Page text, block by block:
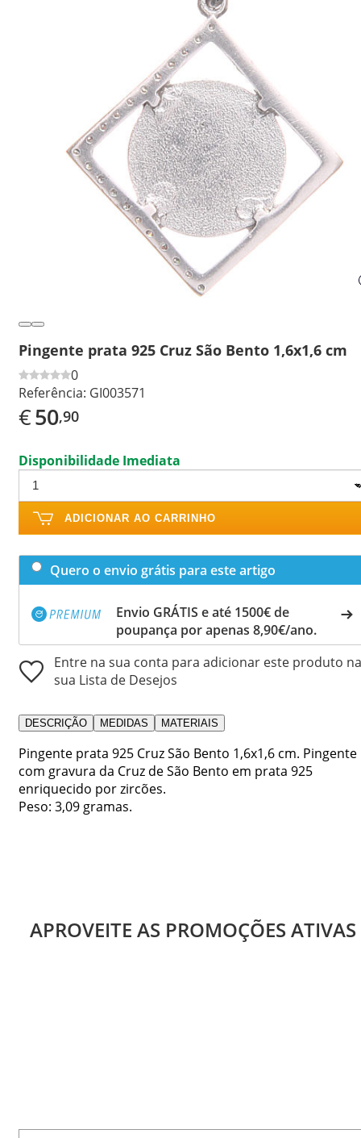
Pingente prata 925 Cruz São Bento 1,6x1,6 cm
0
Referência: GI003571
€50,90
Disponibilidade Imediata
ADICIONAR AO CARRINHO
Quero o envio grátis para este artigo
Envio GRÁTIS e até 1500€ de
poupança por apenas 8,90€/ano.
Entre na sua conta para adicionar este produto na
sua Lista de Desejos
DESCRIÇÃO MEDIDAS MATERIAIS
Pingente prata 925 Cruz São Bento 1,6x1,6 cm. Pingente
com gravura da Cruz de São Bento em prata 925
enriquecido por zircões.
Peso: 3,09 gramas.
APROVEITE AS PROMOÇÕES ATIVAS